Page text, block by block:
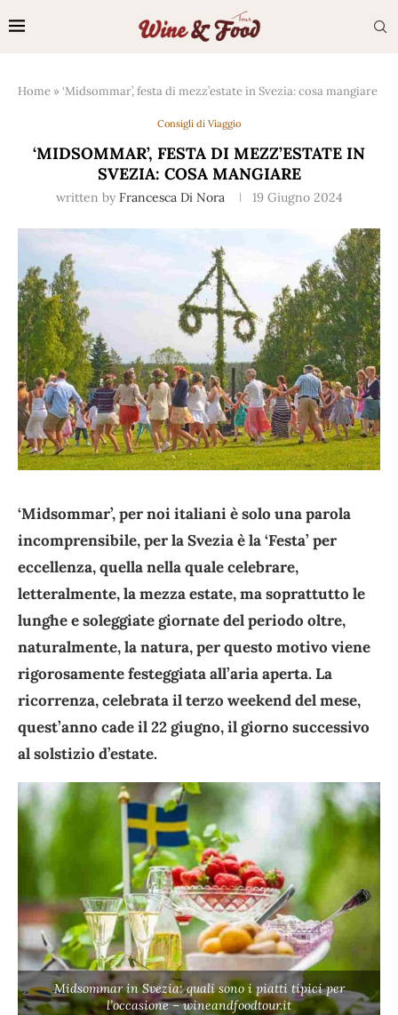
Home »‘Midsommar’, festa di mezz’estate in Svezia: cosa mangiare
Consigli di Viaggio
‘MIDSOMMAR’, FESTA DI MEZZ’ESTATE IN
SVEZIA: COSA MANGIARE
written by Francesca Di Nora 19 Giugno 2024
‘Midsommar’, per noi italiani è solo una parola
incomprensibile, per la Svezia è la ‘Festa’ per
eccellenza, quella nella quale celebrare,
letteralmente, la mezza estate, ma soprattutto le
lunghe e soleggiate giornate del periodo oltre,
naturalmente, la natura, per questo motivo viene
rigorosamente festeggiata all’aria aperta. La
ricorrenza, celebrata il terzo weekend del mese,
quest’anno cade il 22 giugno, il giorno successivo
al solstizio d’estate.
Midsommar in Svezia: quali sono i piatti tipici per
l’occasione – wineandfoodtour.it